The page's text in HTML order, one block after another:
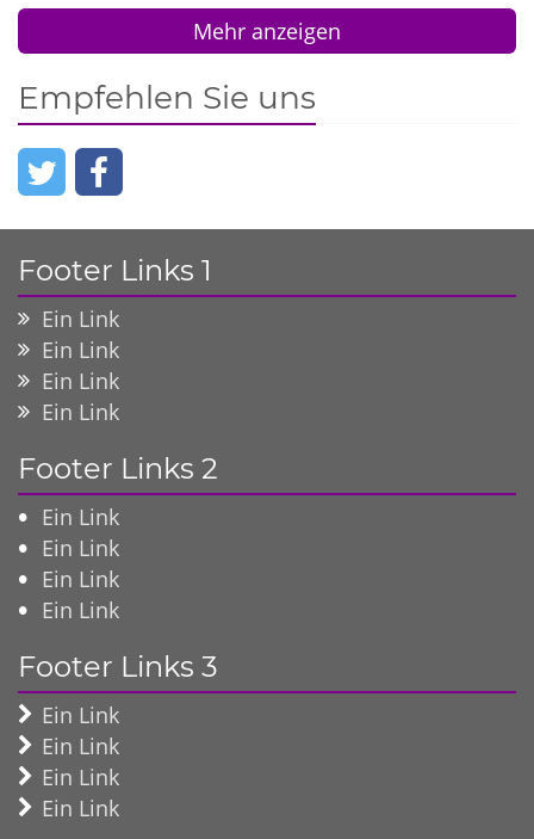
Mehr anzeigen
Empfehlen Sie uns
Footer Links 1
Ein Link
Ein Link
Ein Link
Ein Link
Footer Links 2
Ein Link
Ein Link
Ein Link
Ein Link
Footer Links 3
Ein Link
Ein Link
Ein Link
Ein Link